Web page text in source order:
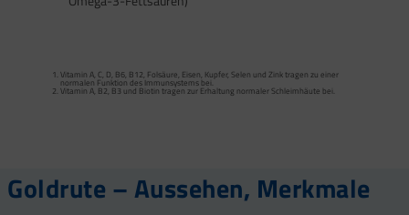
Vitamin A, C, D, B6, B12, Folsäure, Eisen, Kupfer, Selen und Zink tragen zu einer
normalen Funktion des Immunsystems bei.
Vitamin A, B2, B3 und Biotin tragen zur Erhaltung normaler Schleimhäute bei.
Vitamin A, Beta-Carotin, Vitamine B2, B3, Biotin und Zink tragen zur Erhaltung
normalen Stoffwechsel von Makronährstoffen bei.
Vitamin B2 und Biotin tragen zur Erhaltung normaler Schleimhäute (einschließlich
Darmschleimhaut) bei.
Vitamin D und Zink tragen zur normalen Funktion des Immunsystems bei.
Goldrute – Aussehen, Merkmale